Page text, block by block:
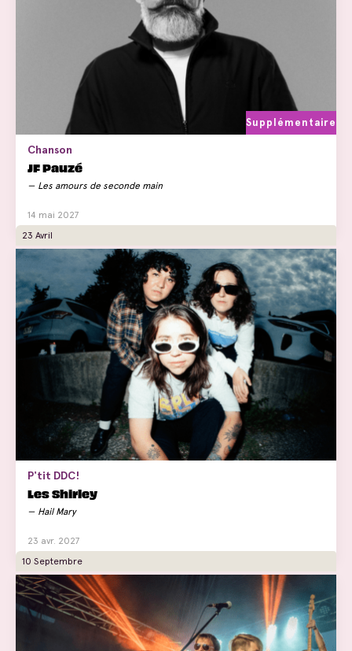
Supplémentaire
Chanson
JF Pauzé
Les amours de seconde main
14 mai 2027
23 Avril
P'tit DDC!
Les Shirley
Hail Mary
23 avr. 2027
10 Septembre